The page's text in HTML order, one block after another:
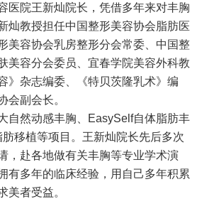
医院王新灿院长，凭借多年来对丰胸
灿教授担任中国整形美容协会脂肪医
美容协会乳房整形分会常委、中国整
美容分会委员、宜春学院美容外科教
》杂志编委、《特贝茨隆乳术》编
会副会长。
自然动感丰胸、EasySelf自体脂肪丰
移植等项目。王新灿院长先后多次
，赴各地做有关丰胸等专业学术演
有多年的临床经验，用自己多年积累
美者受益。